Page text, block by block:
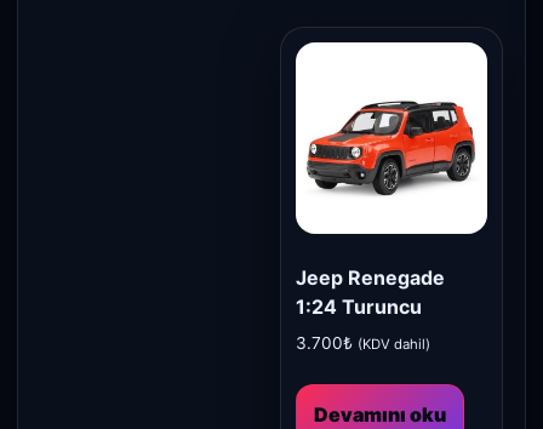
Jeep Renegade
1:24 Turuncu
3.700₺ (KDV dahil)
Devamını oku